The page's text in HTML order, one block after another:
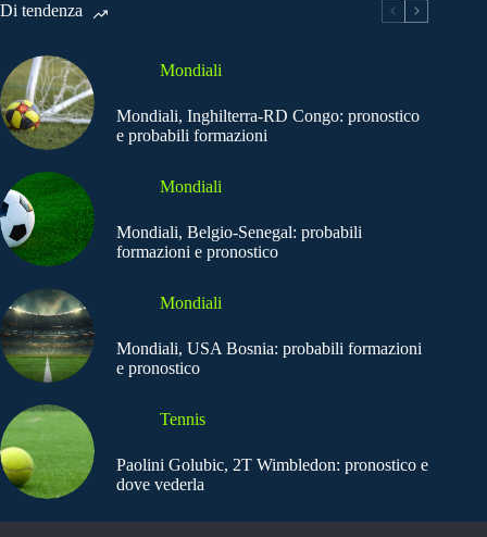
Di tendenza
Mondiali
Mondiali, Inghilterra-RD Congo: pronostico
e probabili formazioni
Mondiali
Mondiali, Belgio-Senegal: probabili
formazioni e pronostico
Mondiali
Mondiali, USA Bosnia: probabili formazioni
e pronostico
Tennis
Paolini Golubic, 2T Wimbledon: pronostico e
dove vederla